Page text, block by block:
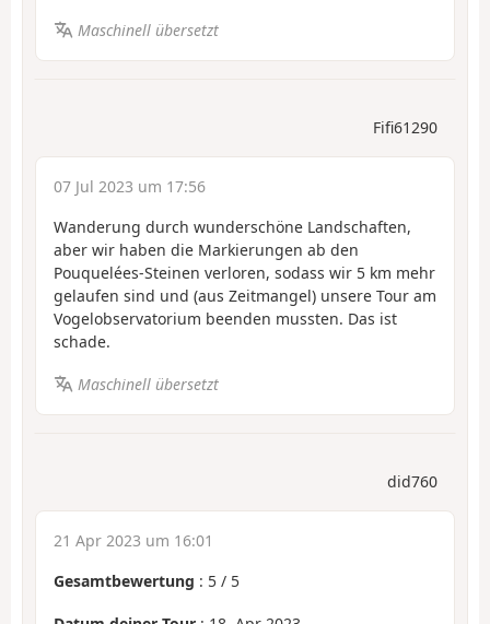
Maschinell übersetzt
Fifi61290
07 Jul 2023 um 17:56
Wanderung durch wunderschöne Landschaften,
aber wir haben die Markierungen ab den
Pouquelées-Steinen verloren, sodass wir 5 km mehr
gelaufen sind und (aus Zeitmangel) unsere Tour am
Vogelobservatorium beenden mussten. Das ist
schade.
Maschinell übersetzt
did760
21 Apr 2023 um 16:01
Gesamtbewertung : 5 / 5